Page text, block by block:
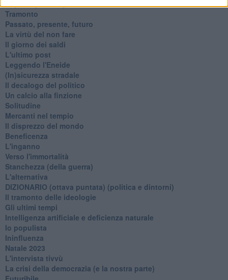
Tramonto
Passato, presente, futuro
La virtù del non fare
Il giorno dei saldi
L'ultimo post
Leggendo l'Eneide
​(In)sicurezza stradale
Il decalogo del politico
Un calcio alla finzione
Solitudine
Mercanti nel tempio
Il disprezzo del mondo
Beneficenza
L'inganno
Verso l'immortalità
Stanchezza (della guerra)
L'alternativa
​DIZIONARIO (ottava puntata) (politica e dintorni)
Il tramonto delle ideologie
Gli ultimi tempi
Intelligenza artificiale e deficienza naturale
Io populista
Ininfluenza
Natale 2023
L'intervista tivvù
La crisi della democrazia (e la nostra parte)